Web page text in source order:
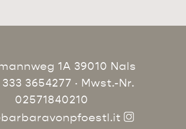
1A 39010 Nals
333 3654277 · Mwst.-Nr.
02571840210